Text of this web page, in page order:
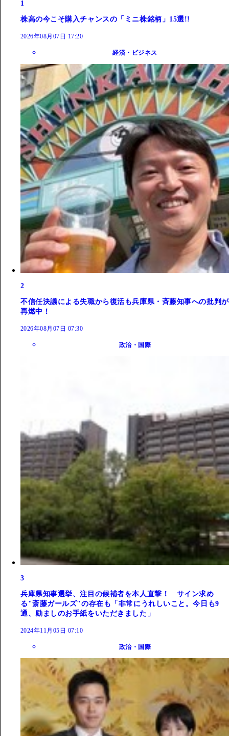
1
株高の今こそ購入チャンスの「ミニ株銘柄」15選!!
2026年08月07日 17:20
経済・ビジネス
2
不信任決議による失職から復活も兵庫県・斉藤知事への批判が
再燃中！
2026年08月07日 07:30
政治・国際
3
兵庫県知事選挙、注目の候補者を本人直撃！ サイン求め
る"斎藤ガールズ"の存在も「非常にうれしいこと。今日も9
通、励ましのお手紙をいただきました」
2024年11月05日 07:10
政治・国際